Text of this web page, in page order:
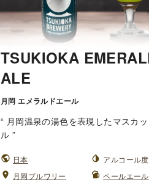
TSUKIOKA
ALE
月岡 エメラルドエール
“ 月岡温泉の湯色を表現したマスカ
ル ”
日本
アルコール
月岡ブルワリー
ペールエール